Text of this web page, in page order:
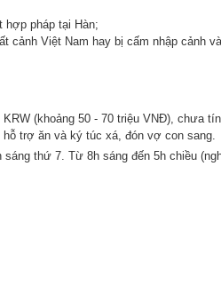
hợp pháp tại Hàn;
cảnh Việt Nam hay bị cấm nhập cảnh
(khoảng 50 - 70 triệu VNĐ), chưa
trợ ăn và ký túc xá, đón vợ con sang.
thứ 7. Từ 8h sáng đến 5h chiều